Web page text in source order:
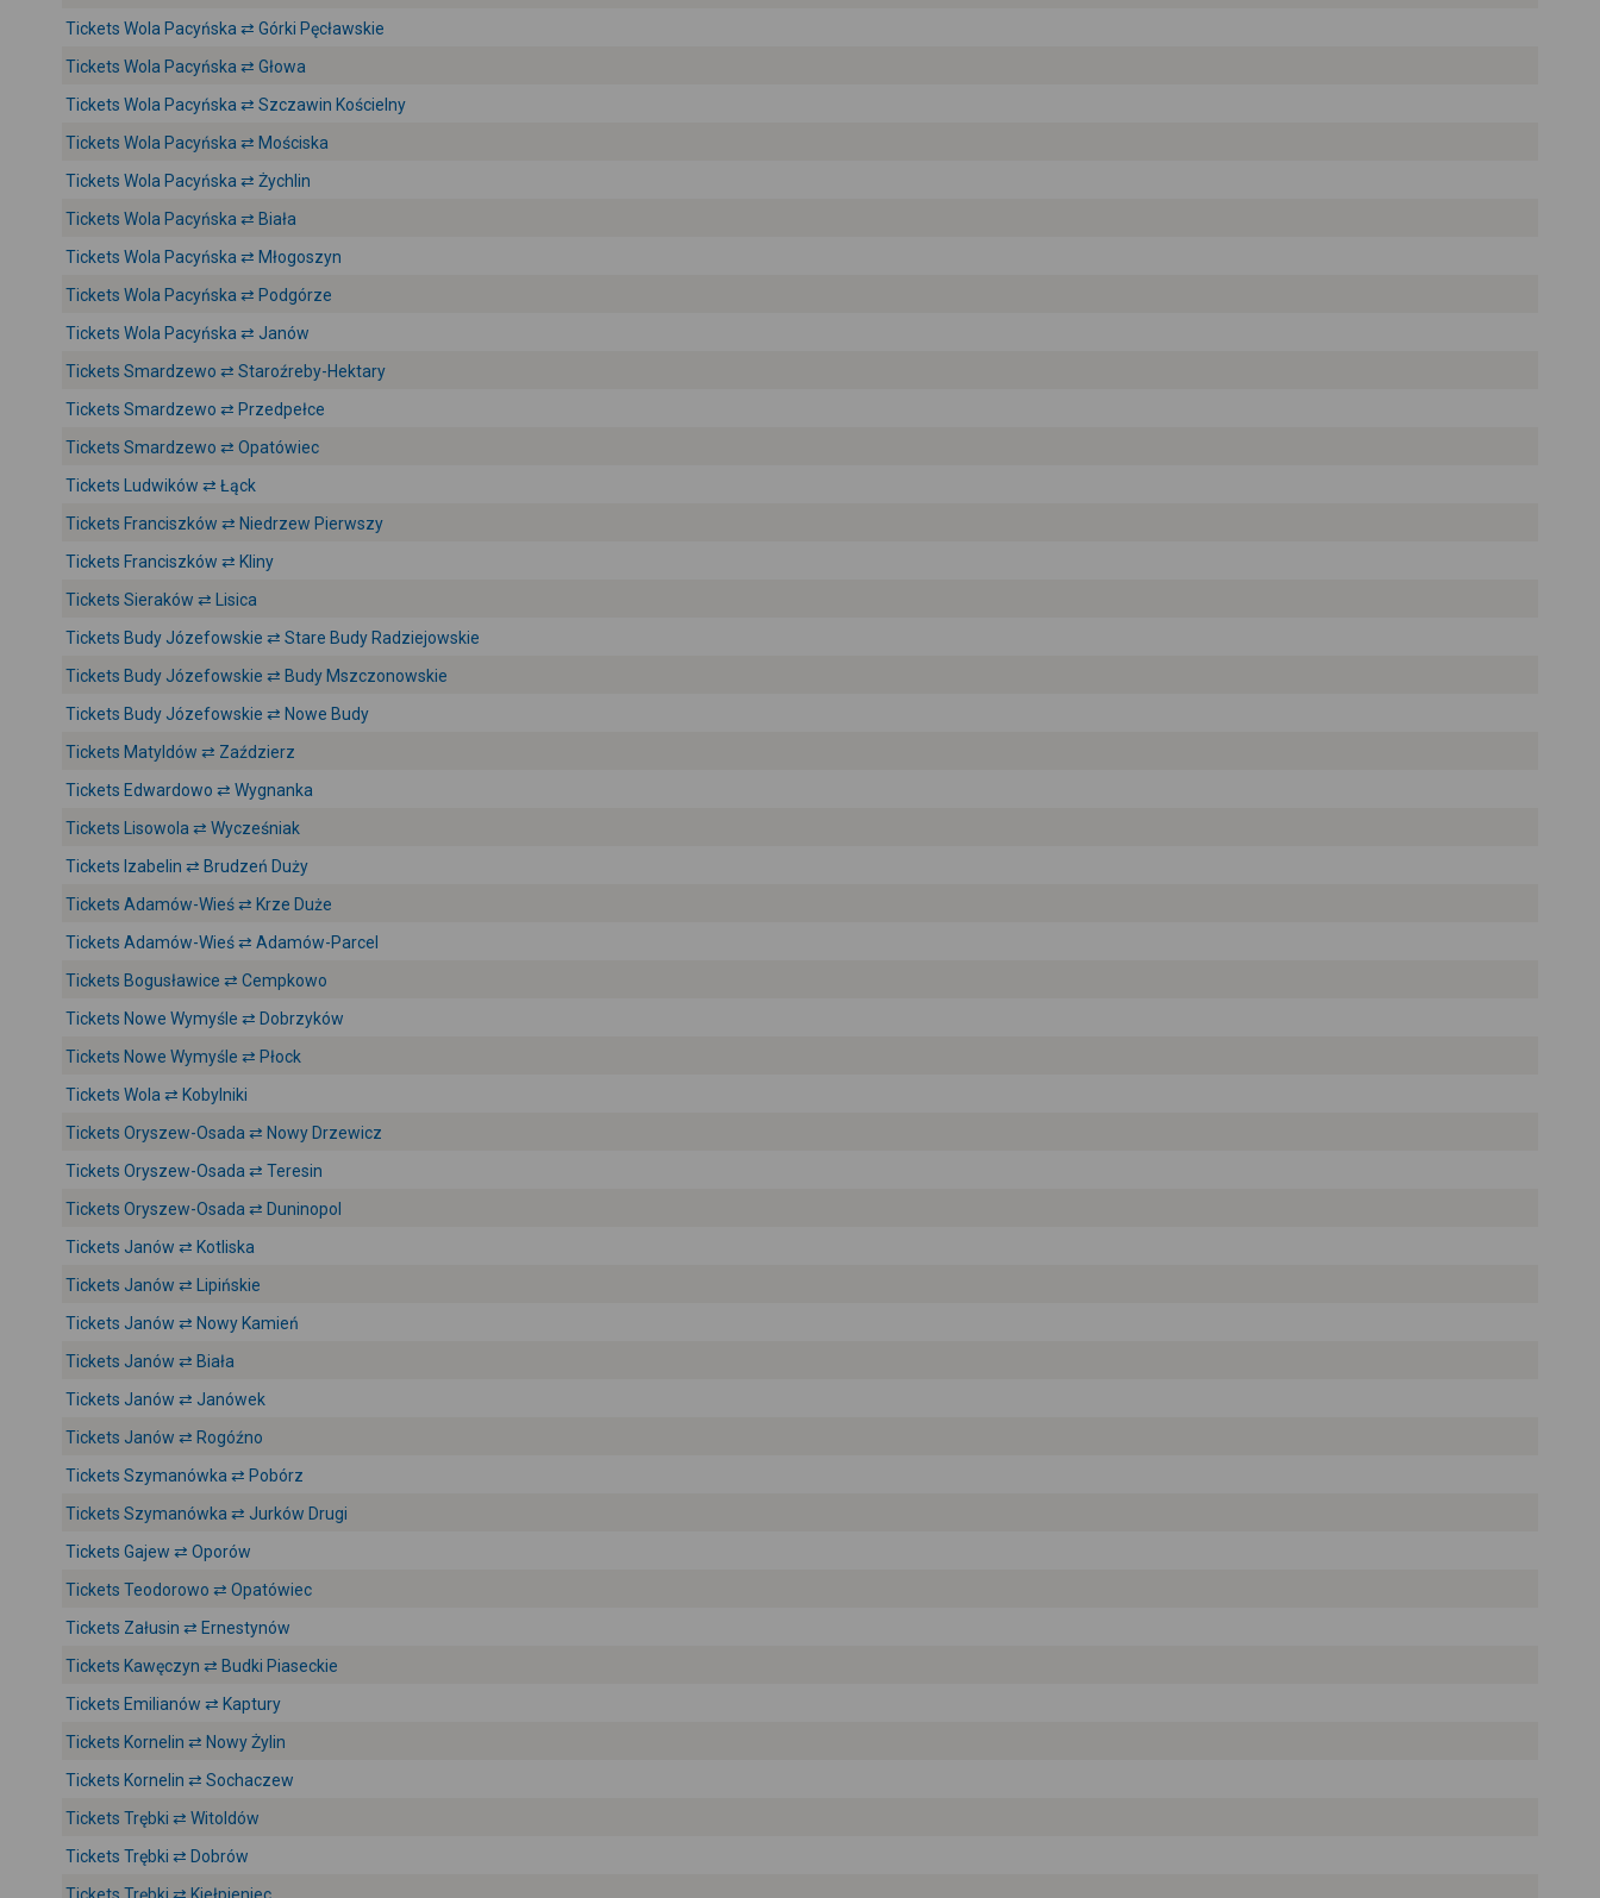
Tickets Wola Pacyńska ⇄ Górki Pęcławskie
Tickets Wola Pacyńska ⇄ Głowa
Tickets Wola Pacyńska ⇄ Szczawin Kościelny
Tickets Wola Pacyńska ⇄ Mościska
Tickets Wola Pacyńska ⇄ Żychlin
Tickets Wola Pacyńska ⇄ Biała
Tickets Wola Pacyńska ⇄ Młogoszyn
Tickets Wola Pacyńska ⇄ Podgórze
Tickets Wola Pacyńska ⇄ Janów
Tickets Smardzewo ⇄ Staroźreby-Hektary
Tickets Smardzewo ⇄ Przedpełce
Tickets Smardzewo ⇄ Opatówiec
Tickets Ludwików ⇄ Łąck
Tickets Franciszków ⇄ Niedrzew Pierwszy
Tickets Franciszków ⇄ Kliny
Tickets Sieraków ⇄ Lisica
Tickets Budy Józefowskie ⇄ Stare Budy Radziejowskie
Tickets Budy Józefowskie ⇄ Budy Mszczonowskie
Tickets Budy Józefowskie ⇄ Nowe Budy
Tickets Matyldów ⇄ Zaździerz
Tickets Edwardowo ⇄ Wygnanka
Tickets Lisowola ⇄ Wycześniak
Tickets Izabelin ⇄ Brudzeń Duży
Tickets Adamów-Wieś ⇄ Krze Duże
Tickets Adamów-Wieś ⇄ Adamów-Parcel
Tickets Bogusławice ⇄ Cempkowo
Tickets Nowe Wymyśle ⇄ Dobrzyków
Tickets Nowe Wymyśle ⇄ Płock
Tickets Wola ⇄ Kobylniki
Tickets Oryszew-Osada ⇄ Nowy Drzewicz
Tickets Oryszew-Osada ⇄ Teresin
Tickets Oryszew-Osada ⇄ Duninopol
Tickets Janów ⇄ Kotliska
Tickets Janów ⇄ Lipińskie
Tickets Janów ⇄ Nowy Kamień
Tickets Janów ⇄ Biała
Tickets Janów ⇄ Janówek
Tickets Janów ⇄ Rogóźno
Tickets Szymanówka ⇄ Pobórz
Tickets Szymanówka ⇄ Jurków Drugi
Tickets Gajew ⇄ Oporów
Tickets Teodorowo ⇄ Opatówiec
Tickets Załusin ⇄ Ernestynów
Tickets Kawęczyn ⇄ Budki Piaseckie
Tickets Emilianów ⇄ Kaptury
Tickets Kornelin ⇄ Nowy Żylin
Tickets Kornelin ⇄ Sochaczew
Tickets Trębki ⇄ Witoldów
Tickets Trębki ⇄ Dobrów